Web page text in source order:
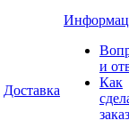
Доставка
и
Как
заказ